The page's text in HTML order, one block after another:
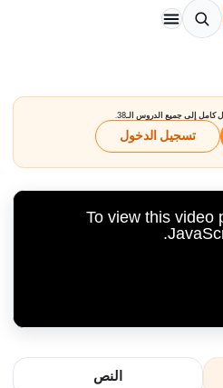
إلى جميع الدروس الـ38.
تسجيل الدخول
To view this video
النص